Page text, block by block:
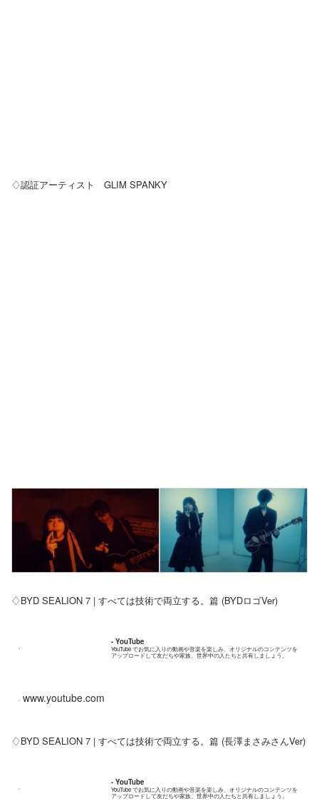
♢認証アーティスト GLIM SPANKY
♢BYD SEALION 7 | すべては技術で両立する。篇 (BYDロゴVer)
- YouTube
YouTube でお気に入りの動画や音楽を楽しみ、オリジナルのコンテンツを
アップロードして友だちや家族、世界中の人たちと共有しましょう。
www.youtube.com
♢BYD SEALION 7 | すべては技術で両立する。篇 (長澤まさみさんVer)
- YouTube
YouTube でお気に入りの動画や音楽を楽しみ、オリジナルのコンテンツを
アップロードして友だちや家族、世界中の人たちと共有しましょう。